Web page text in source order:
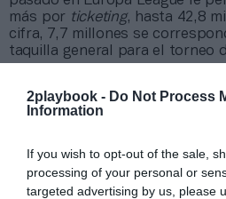
2playbook - Do Not Process
Information
If you wish to opt-out of the sale,
processing of your personal or
targeted advertising by us, please
más por ticketing, hasta 42,8
cifra, 7,7 millones se
taquilla general para el torneo
los negocios alrededor del
se han notado. Pese a la
interanual, hasta 30,4
millones que se dejaron de
que se atribuyen a que el OL